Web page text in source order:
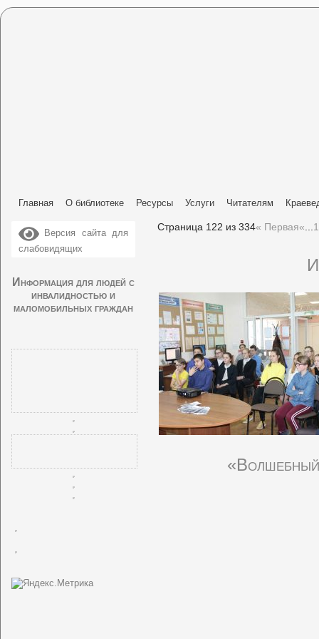
Главная О библиотеке Ресурсы Услуги Читателям
Версия сайта для
слабовидящих
Информация для людей с
инвалидностью и
маломобильных граждан
Страница 122 из 334« Первая«